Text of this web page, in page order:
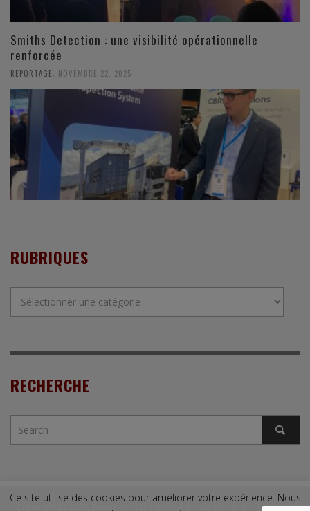
Smiths Detection : une visibilité opérationnelle
renforcée
REPORTAGE NOVEMBRE 22, 2025
RUBRIQUES
RECHERCHE
Copyright © 2009. Tous droits réservés. | Mentions légales |Contact
Ce site utilise des cookies pour améliorer votre expérience. Nous